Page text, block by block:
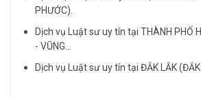
PHƯỚC).
Dịch vụ Luật sư uy tín tại THÀNH PHỐ
- VŨNG...
Dịch vụ Luật sư uy tín tại ĐẮK LẮK (ĐẮK
Dịch vụ Luật sư uy tín tại LÂM